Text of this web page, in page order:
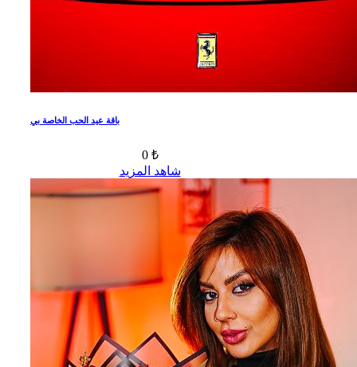
باقة عيد الحب الخاصة بي
0 ₺
شاهد المزيد